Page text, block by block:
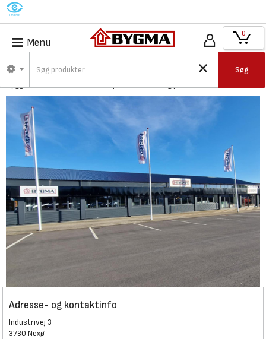
M
Menu
Søg
0
Bygma Nexø - Byggecenter
Adresse- og kontaktinfo
Industrivej 3
3730 Nexø